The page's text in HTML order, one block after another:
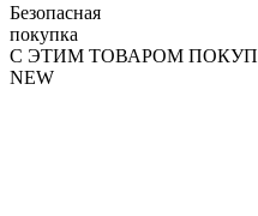
Безопасная
покупка
С ЭТИМ ТОВАРОМ
NEW